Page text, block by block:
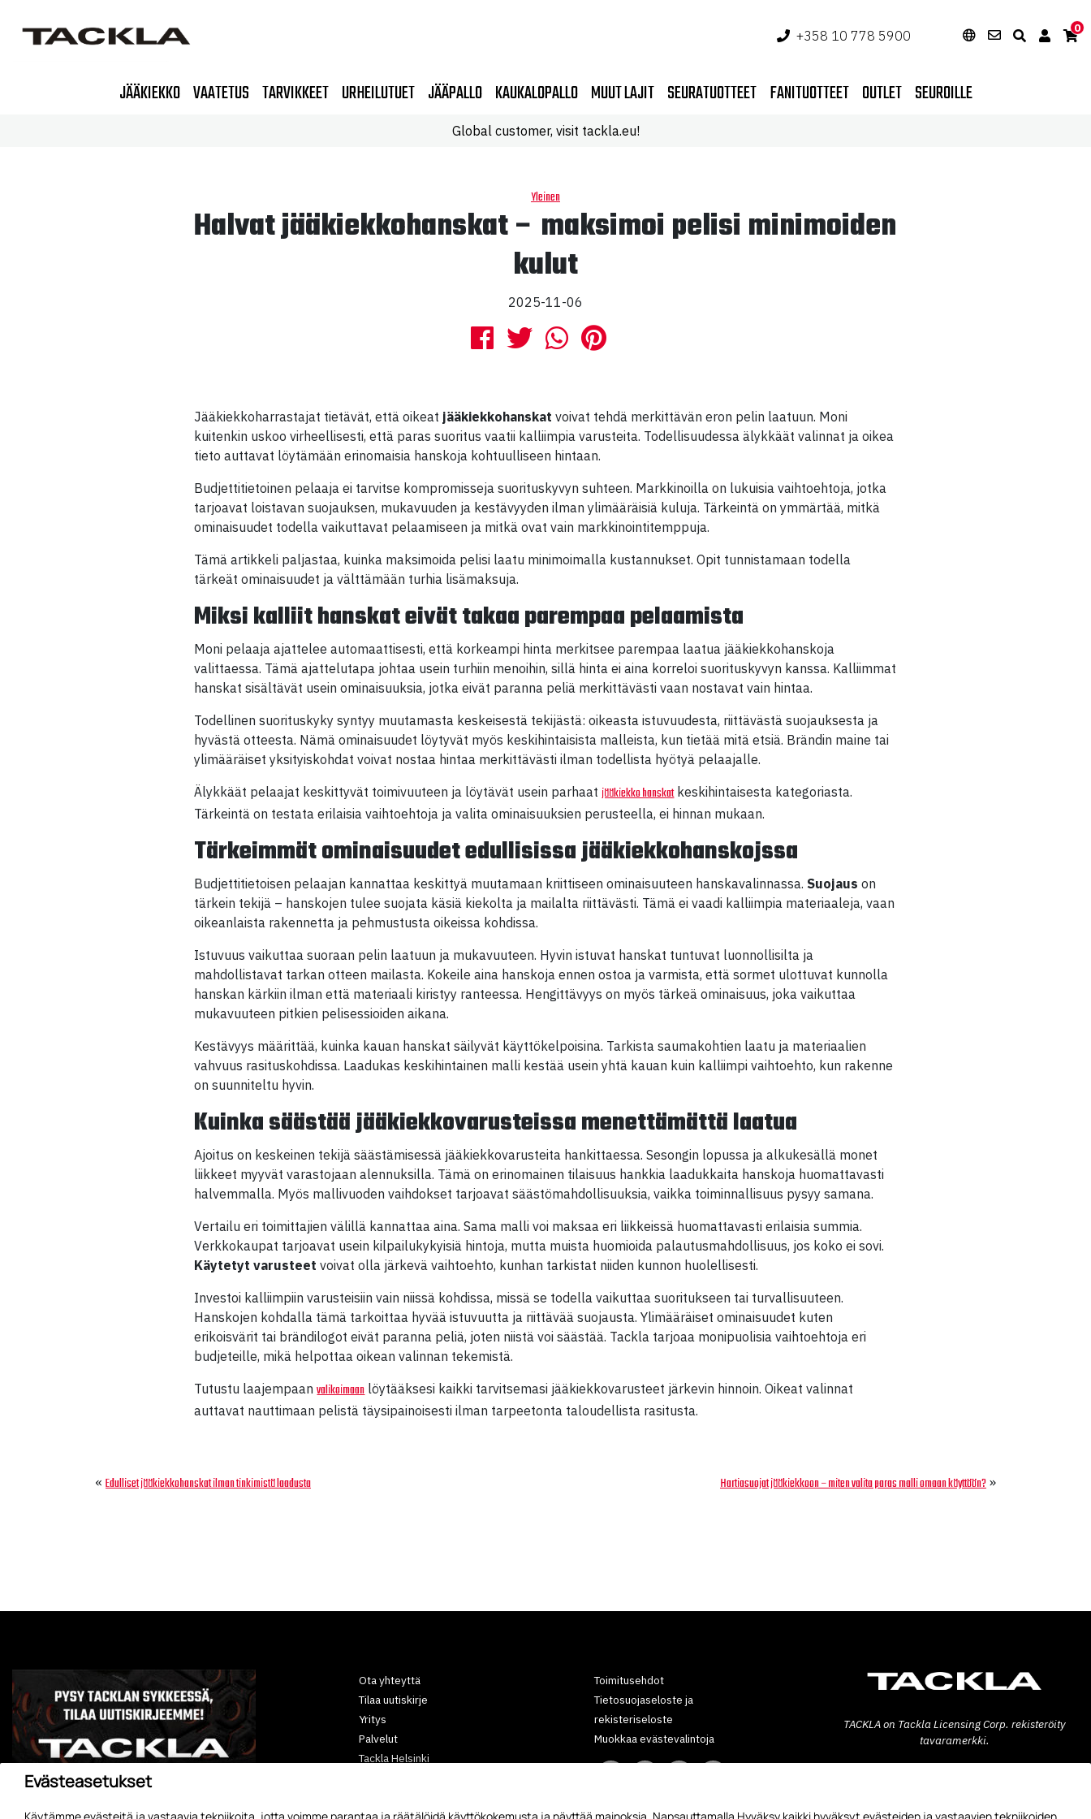
+358 10 778 5900 0
JÄÄKIEKKO VAATETUS TARVIKKEET URHEILUTUET JÄÄPALLO KAUKALOPALLO MUUT LAJIT SEURATUOTTEET FANITUOTTEET OUTLET SEUROILLE
Global customer, visit tackla.eu!
Yleinen
Halvat jääkiekkohanskat – maksimoi pelisi minimoiden
kulut
2025-11-06
Jääkiekkoharrastajat tietävät, että oikeat jääkiekkohanskat voivat tehdä merkittävän eron pelin laatuun. Moni
kuitenkin uskoo virheellisesti, että paras suoritus vaatii kalliimpia varusteita. Todellisuudessa älykkäät valinnat ja oikea
tieto auttavat löytämään erinomaisia hanskoja kohtuulliseen hintaan.
Budjettitietoinen pelaaja ei tarvitse kompromisseja suorituskyvyn suhteen. Markkinoilla on lukuisia vaihtoehtoja, jotka
tarjoavat loistavan suojauksen, mukavuuden ja kestävyyden ilman ylimääräisiä kuluja. Tärkeintä on ymmärtää, mitkä
ominaisuudet todella vaikuttavat pelaamiseen ja mitkä ovat vain markkinointitemppuja.
Tämä artikkeli paljastaa, kuinka maksimoida pelisi laatu minimoimalla kustannukset. Opit tunnistamaan todella
tärkeät ominaisuudet ja välttämään turhia lisämaksuja.
Miksi kalliit hanskat eivät takaa parempaa pelaamista
Moni pelaaja ajattelee automaattisesti, että korkeampi hinta merkitsee parempaa laatua jääkiekkohanskoja
valittaessa. Tämä ajattelutapa johtaa usein turhiin menoihin, sillä hinta ei aina korreloi suorituskyvyn kanssa. Kalliimmat
hanskat sisältävät usein ominaisuuksia, jotka eivät paranna peliä merkittävästi vaan nostavat vain hintaa.
Todellinen suorituskyky syntyy muutamasta keskeisestä tekijästä: oikeasta istuvuudesta, riittävästä suojauksesta ja
hyvästä otteesta. Nämä ominaisuudet löytyvät myös keskihintaisista malleista, kun tietää mitä etsiä. Brändin maine tai
ylimääräiset yksityiskohdat voivat nostaa hintaa merkittävästi ilman todellista hyötyä pelaajalle.
Älykkäät pelaajat keskittyvät toimivuuteen ja löytävät usein parhaat jääkiekko hanskatkeskihintaisesta kategoriasta.
Tärkeintä on testata erilaisia vaihtoehtoja ja valita ominaisuuksien perusteella, ei hinnan mukaan.
Tärkeimmät ominaisuudet edullisissa jääkiekkohanskojssa
Budjettitietoisen pelaajan kannattaa keskittyä muutamaan kriittiseen ominaisuuteen hanskavalinnassa. Suojaus on
tärkein tekijä – hanskojen tulee suojata käsiä kiekolta ja mailalta riittävästi. Tämä ei vaadi kalliimpia materiaaleja, vaan
oikeanlaista rakennetta ja pehmustusta oikeissa kohdissa.
Istuvuus vaikuttaa suoraan pelin laatuun ja mukavuuteen. Hyvin istuvat hanskat tuntuvat luonnollisilta ja
mahdollistavat tarkan otteen mailasta. Kokeile aina hanskoja ennen ostoa ja varmista, että sormet ulottuvat kunnolla
hanskan kärkiin ilman että materiaali kiristyy ranteessa. Hengittävyys on myös tärkeä ominaisuus, joka vaikuttaa
mukavuuteen pitkien pelisessioiden aikana.
Kestävyys määrittää, kuinka kauan hanskat säilyvät käyttökelpoisina. Tarkista saumakohtien laatu ja materiaalien
vahvuus rasituskohdissa. Laadukas keskihintainen malli kestää usein yhtä kauan kuin kalliimpi vaihtoehto, kun rakenne
on suunniteltu hyvin.
Kuinka säästää jääkiekkovarusteissa menettämättä laatua
Ajoitus on keskeinen tekijä säästämisessä jääkiekkovarusteita hankittaessa. Sesongin lopussa ja alkukesällä monet
liikkeet myyvät varastojaan alennuksilla. Tämä on erinomainen tilaisuus hankkia laadukkaita hanskoja huomattavasti
halvemmalla. Myös mallivuoden vaihdokset tarjoavat säästömahdollisuuksia, vaikka toiminnallisuus pysyy samana.
Vertailu eri toimittajien välillä kannattaa aina. Sama malli voi maksaa eri liikkeissä huomattavasti erilaisia summia.
Verkkokaupat tarjoavat usein kilpailukykyisiä hintoja, mutta muista huomioida palautusmahdollisuus, jos koko ei sovi.
Käytetyt varusteet voivat olla järkevä vaihtoehto, kunhan tarkistat niiden kunnon huolellisesti.
Investoi kalliimpiin varusteisiin vain niissä kohdissa, missä se todella vaikuttaa suoritukseen tai turvallisuuteen.
Hanskojen kohdalla tämä tarkoittaa hyvää istuvuutta ja riittävää suojausta. Ylimääräiset ominaisuudet kuten
erikoisvärit tai brändilogot eivät paranna peliä, joten niistä voi säästää. Tackla tarjoaa monipuolisia vaihtoehtoja eri
budjeteille, mikä helpottaa oikean valinnan tekemistä.
Tutustu laajempaanvalikoimaan löytääksesi kaikki tarvitsemasi jääkiekkovarusteet järkevin hinnoin. Oikeat valinnat
auttavat nauttimaan pelistä täysipainoisesti ilman tarpeetonta taloudellista rasitusta.
« Edulliset jääkiekkohanskat ilman tinkimistä laadusta Hartiasuojat jääkiekkoon – miten valita paras malli omaan käyttöön? »
Ota yhteyttä
Tilaa uutiskirje
Yritys
Palvelut
Tackla Helsinki
Toimitusehdot
Tietosuojaseloste ja
rekisteriseloste
Muokkaa evästevalintoja
TACKLA on Tackla Licensing Corp. rekisteröity
tavaramerkki.
Evästeasetukset